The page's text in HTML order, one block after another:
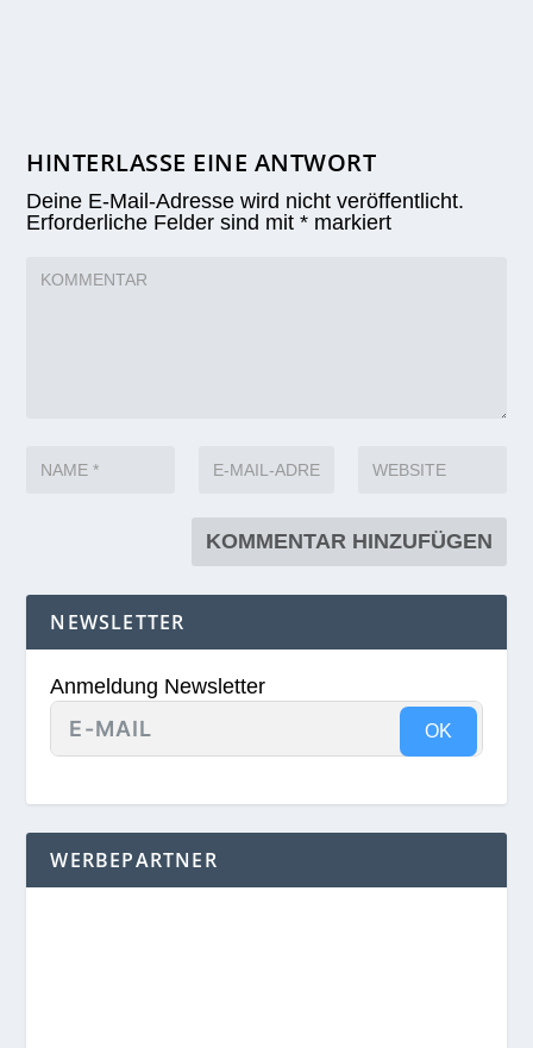
HINTERLASSE EINE ANTWORT
Deine E-Mail-Adresse wird nicht veröffentlicht.
Erforderliche Felder sind mit* markiert
NEWSLETTER
Anmeldung Newsletter
OK
WERBEPARTNER